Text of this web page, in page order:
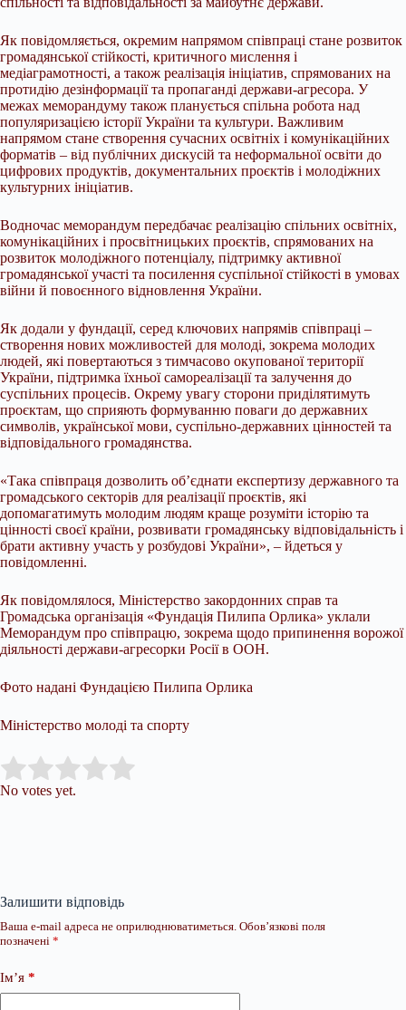
Як повідомляється, окремим напрямом співпраці стане розвиток
громадянської стійкості, критичного мислення і
медіаграмотності, а також реалізація ініціатив, спрямованих на
протидію дезінформації та пропаганді держави-агресора. У
межах меморандуму також планується спільна робота над
популяризацією історії України та культури. Важливим
напрямом стане створення сучасних освітніх і комунікаційних
форматів – від публічних дискусій та неформальної освіти до
цифрових продуктів, документальних проєктів і молодіжних
культурних ініціатив.
Водночас меморандум передбачає реалізацію спільних освітніх,
комунікаційних і просвітницьких проєктів, спрямованих на
розвиток молодіжного потенціалу, підтримку активної
громадянської участі та посилення суспільної стійкості в умовах
війни й повоєнного відновлення України.
Як додали у фундації, серед ключових напрямів співпраці –
створення нових можливостей для молоді, зокрема молодих
людей, які повертаються з тимчасово окупованої території
України, підтримка їхньої самореалізації та залучення до
суспільних процесів. Окрему увагу сторони приділятимуть
проєктам, що сприяють формуванню поваги до державних
символів, української мови, суспільно-державних цінностей та
відповідального громадянства.
«Така співпраця дозволить об’єднати експертизу державного та
громадського секторів для реалізації проєктів, які
допомагатимуть молодим людям краще розуміти історію та
цінності своєї країни, розвивати громадянську відповідальність і
брати активну участь у розбудові України», – йдеться у
повідомленні.
Як повідомлялося, Міністерство закордонних справ та
Громадська організація «Фундація Пилипа Орлика» уклали
Меморандум про співпрацю, зокрема щодо припинення ворожої
діяльності держави-агресорки Росії в ООН.
Фото надані Фундацією Пилипа Орлика
Міністерство молоді та спорту
Rate this item:
No votes yet.
Залишити відповідь
Ваша e-mail адреса не оприлюднюватиметься. Обов’язкові поля
позначені *
Ім’я *